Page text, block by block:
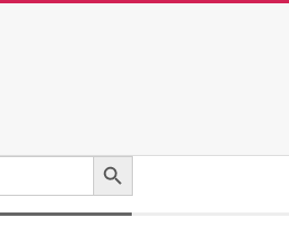
Search Button